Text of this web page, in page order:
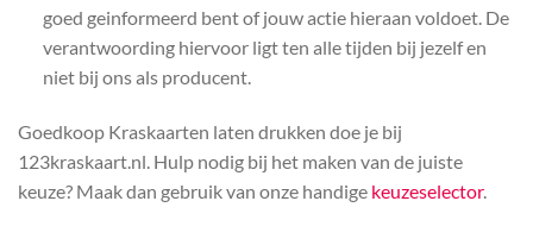
goed geinformeerd bent of jouw actie hieraan voldoet. De
verantwoording hiervoor ligt ten alle tijden bij jezelf en
niet bij ons als producent.
Goedkoop Kraskaarten laten drukken doe je bij
123kraskaart.nl. Hulp nodig bij het maken van de juiste
keuze? Maak dan gebruik van onze handige keuzeselector.